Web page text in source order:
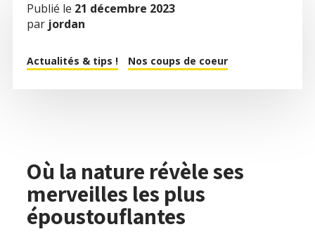
Publié le 21 décembre 2023
par jordan
Actualités & tips ! Nos coups de coeur
Où la nature révèle ses
merveilles les plus
époustouflantes